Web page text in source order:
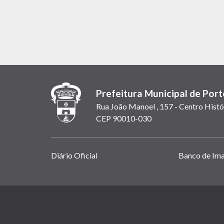
Prefeitura Municipal de
Rua João Manoel , 157 - Centro
CEP 90010-030
Links
Diário Oficial Banco de